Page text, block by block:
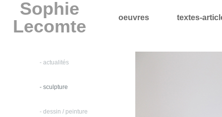
Sophie
Lecomte
oeuvres textes-
- actualités
- sculpture
- dessin / peinture